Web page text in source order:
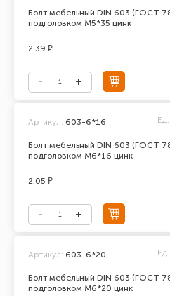
Болт мебельный DIN 603 (ГОСТ
подголовком М5*35 цинк
2.39 ₽
Болт мебельный DIN 603 (ГОСТ
подголовком М6*16 цинк
Артикул: 603-6*16
2.05 ₽
Болт мебельный DIN 603 (ГОСТ
подголовком М6*20 цинк
Артикул: 603-6*20